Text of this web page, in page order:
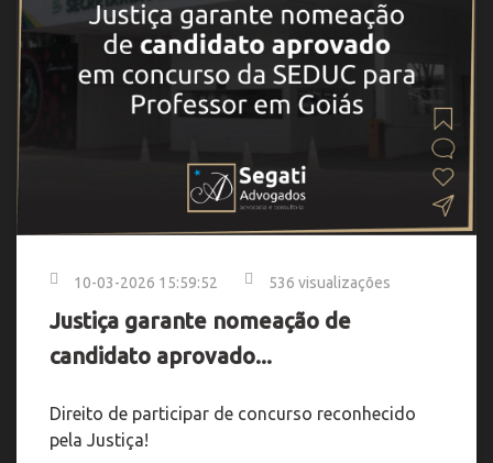
10-03-2026 15:59:52 536 visualizações
Justiça garante nomeação de
candidato aprovado...
Direito de participar de concurso reconhecido
pela Justiça!